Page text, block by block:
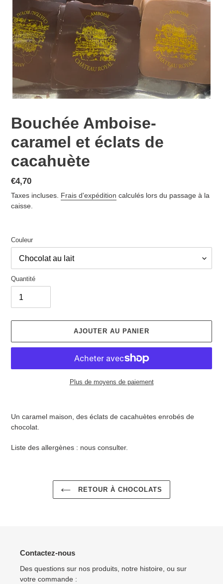
Bouchée Amboise-
caramel et éclats de
cacahuète
Prix
normal
€4,70
Taxes incluses. Frais d'expédition calculés lors du passage à la
caisse.
Couleur
Quantité
AJOUTER AU PANIER
Plus de moyens de paiement
votre
Un caramel maison, des éclats de cacahuètes enrobés de
chocolat.
Liste des allergènes : nous consulter.
RETOUR À CHOCOLATS
Contactez-nous
Des questions sur nos produits, notre histoire, ou sur
votre commande :